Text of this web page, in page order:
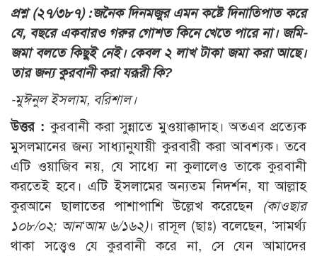
প্রশ্ন (২৭/৩৮৭) :জনৈক দিনমজুর এমন কষ্টে দিনাতিপাত করে
যে, বছরে একবারও গরুর গোশত কিনে খেতে পারে না। জমি-
জমা বলতে কিছুই নেই। কেবল ২ লাখ টাকা জমা করা আছে।
তার জন্য কুরবানী করা যরূরী কি?
-মুঈনুল ইসলাম, বরিশাল।
উত্তর :কুরবানী করা সুন্নাতে মুওয়াক্কাদাহ। অতএব প্রত্যেক
মুসলমানের জন্য সাধ্যানুযায়ী কুরবারী করা আবশ্যক। তবে
এটি ওয়াজিব নয়, যে সাধ্যে না কুলালেও তাকে কুরবানী
করতেই হবে। এটি ইসলামের অন্যতম নিদর্শন, যা আল্লাহ
কুরআনে ছালাতের পাশাপাশি উল্লেখ করেছেন (কাওছার
১০৮/০২; আন‘আম ৬/১৬২)। রাসূল (ছাঃ) বলেছেন, ‘সামর্থ্য
থাকা সত্ত্বেও যে কুরবানী করে না, সে যেন আমাদের